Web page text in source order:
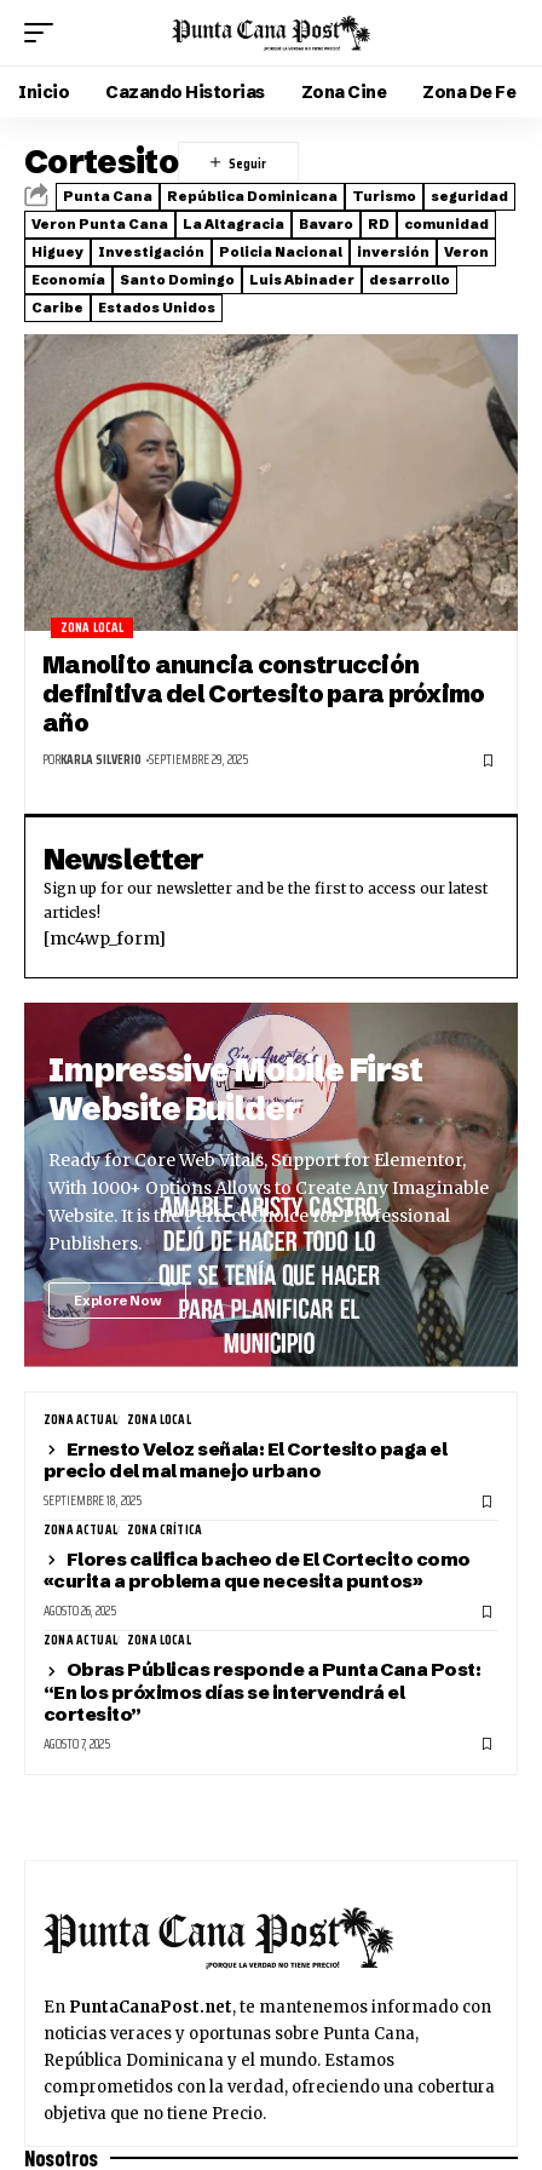
Inicio Cazando Historias Zona Cine Zona De Fe
Cortesito
Punta Cana República Dominicana Turismo
seguridad
Veron Punta Cana
La Altagracia Bavaro RD
comunidad
Higuey
Investigación Policia Nacional inversión
Veron
Economía
Santo Domingo Luis Abinader
desarrollo
Caribe
Estados Unidos
ZONA LOCAL
Manolito anuncia construcción
definitiva del Cortesito para próximo
año
PORKARLA SILVERIO SEPTIEMBRE 29, 2025
Newsletter
Sign up for our newsletter and be the first to access our latest
articles!
[mc4wp_form]
Impressive Mobile First
Website Builder
Ready for Core Web Vitals, Support for Elementor,
With 1000+ Options Allows to Create Any Imaginable
Website. It is the Perfect Choice for Professional
Publishers.
Explore Now
ZONA ACTUAL ZONA LOCAL
Ernesto Veloz señala: El Cortesito paga el
precio del mal manejo urbano
SEPTIEMBRE 18, 2025
ZONA ACTUAL ZONA CRÍTICA
Flores califica bacheo de El Cortecito como
«curita a problema que necesita puntos»
AGOSTO 26, 2025
ZONA ACTUAL ZONA LOCAL
Obras Públicas responde a Punta Cana Post:
“En los próximos días se intervendrá el
cortesito”
AGOSTO 7, 2025
En PuntaCanaPost.net, te mantenemos informado con
noticias veraces y oportunas sobre Punta Cana,
República Dominicana y el mundo. Estamos
comprometidos con la verdad, ofreciendo una cobertura
objetiva que no tiene Precio.
Nosotros